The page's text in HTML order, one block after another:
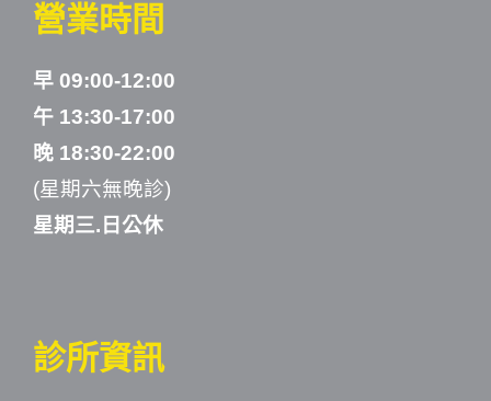
營業時間
早 09:00-12:00
午 13:30-17:00
晚 18:30-22:00
(星期六無晚診)
星期三.日公休
診所資訊